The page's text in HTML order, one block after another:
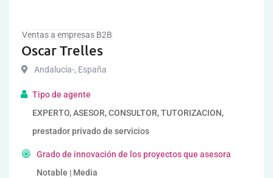
Ventas a empresas B2B
Oscar Trelles
Andalucía-, España
Tipo de agente
EXPERTO, ASESOR, CONSULTOR, TUTORIZACION,
prestador privado de servicios
Grado de innovación de los proyectos que asesora
Notable | Media